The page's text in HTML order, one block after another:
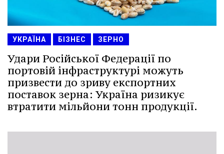
УКРАЇНА БІЗНЕС ЗЕРНО
Удари Російської Федерації по
портовій інфраструктурі можуть
призвести до зриву експортних
поставок зерна: Україна ризикує
втратити мільйони тонн продукції.